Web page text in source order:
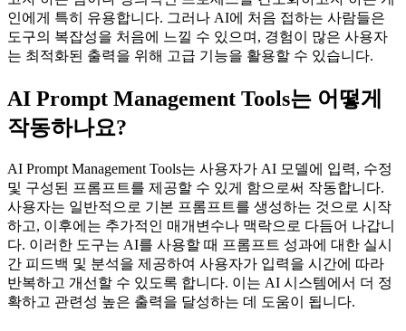
인에게 특히 유용합니다. 그러나 AI에 처음 접하는 사람들은
도구의 복잡성을 처음에 느낄 수 있으며, 경험이 많은 사용자
는 최적화된 출력을 위해 고급 기능을 활용할 수 있습니다.
AI Prompt Management Tools는 어떻게
작동하나요?
AI Prompt Management Tools는 사용자가 AI 모델에 입력, 수정
및 구성된 프롬프트를 제공할 수 있게 함으로써 작동합니다.
사용자는 일반적으로 기본 프롬프트를 생성하는 것으로 시작
하고, 이후에는 추가적인 매개변수나 맥락으로 다듬어 나갑니
다. 이러한 도구는 AI를 사용할 때 프롬프트 성과에 대한 실시
간 피드백 및 분석을 제공하여 사용자가 입력을 시간에 따라
반복하고 개선할 수 있도록 합니다. 이는 AI 시스템에서 더 정
확하고 관련성 높은 출력을 달성하는 데 도움이 됩니다.